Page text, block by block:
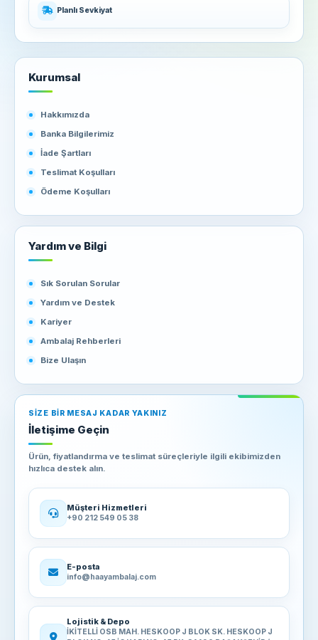
Planlı Sevkiyat
Kurumsal
Hakkımızda
Banka Bilgilerimiz
İade Şartları
Teslimat Koşulları
Ödeme Koşulları
Yardım ve Bilgi
Sık Sorulan Sorular
Yardım ve Destek
Kariyer
Ambalaj Rehberleri
Bize Ulaşın
SIZE BIR MESAJ KADAR YAKINIZ
İletişime Geçin
Ürün, fiyatlandırma ve teslimat süreçleriyle ilgili ekibimizden
hızlıca destek alın.
Müşteri Hizmetleri
+90 212 549 05 38
E-posta
info@haayambalaj.com
Lojistik & Depo
İKİTELLİ OSB MAH. HESKOOP J BLOK SK. HESKOOP J